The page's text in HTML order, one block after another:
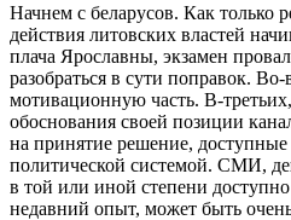
Начнем с беларусов. Как только
действия литовских властей
плача Ярославны, экзамен
разобраться в сути поправок.
мотивационную часть. В-
обоснования своей позиции
на принятие решение, доступные
политической системой. СМИ,
в той или иной степени
недавний опыт, может быть